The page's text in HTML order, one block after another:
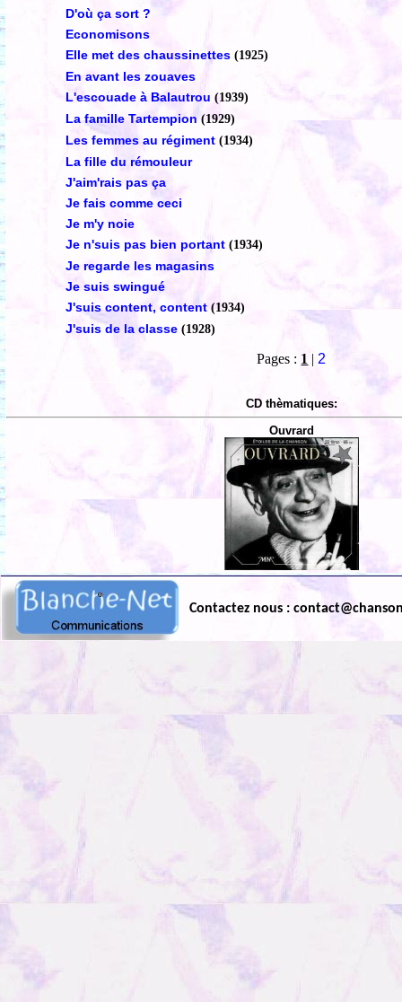
D'où ça sort ?
Economisons
Elle met des chaussinettes (1925)
En avant les zouaves
L'escouade à Balautrou (1939)
La famille Tartempion (1929)
Les femmes au régiment (1934)
La fille du rémouleur
J'aim'rais pas ça
Je fais comme ceci
Je m'y noie
Je n'suis pas bien portant (1934)
Je regarde les magasins
Je suis swingué
J'suis content, content (1934)
J'suis de la classe (1928)
Pages : 1 | 2
CD thèmatiques:
Ouvrard
Contactez nous :